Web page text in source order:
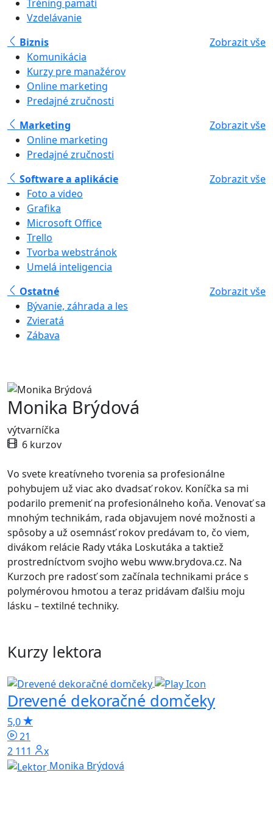
Tréning pamäti
Vzdelávanie
Biznis
Zobrazit vše
Komunikácia
Kurzy pre manažérov
Online marketing
Predajné zručnosti
Marketing
Zobrazit vše
Online marketing
Predajné zručnosti
Software a aplikácie
Zobrazit vše
Foto a video
Grafika
Microsoft Office
Trello
Tvorba webstránok
Umelá inteligencia
Ostatné
Zobrazit vše
Bývanie, záhrada a les
Zvieratá
Zábava
Monika Brýdová
výtvarníčka
6 kurzov
Vo svete kreatívneho tvorenia sa profesionálne
pohybujem už viac ako dvadsať rokov. Koníčka sa mi
podarilo premeniť na profesionálneho koňa. Venovať sa
mnohým technikám, rada objavujem nové možnosti a
spôsoby a už osemnásť rokov predávam to, čo viem,
divákom relácie Rady vtáka Loskutáka a taktiež
prostredníctvom svojho webu www.brydova.cz. Na
Kurzoch pre radosť som začínala technikami práce s
polymérovou hmotou a teraz pridávam ďalšiu moju
lásku – textilné techniky.
Kurzy lektora
Drevené dekoračné domčeky
5,0
21
2 111x
Monika Brýdová